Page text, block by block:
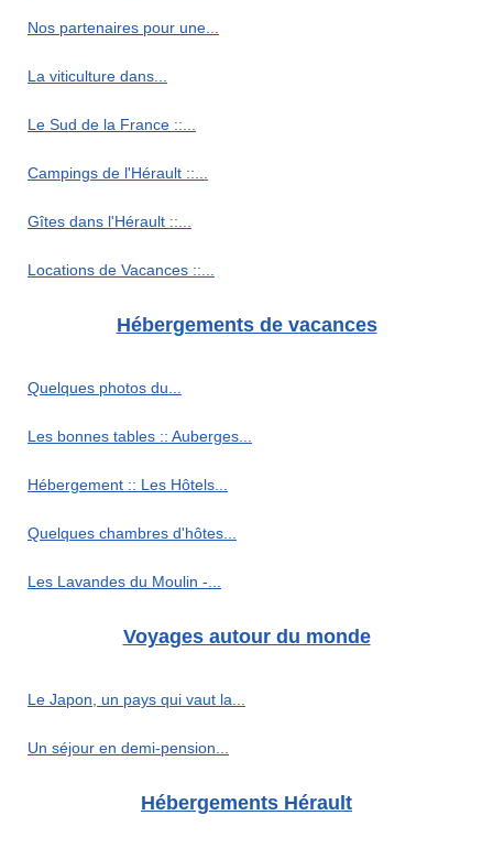
Nos partenaires pour une...
La viticulture dans...
Le Sud de la France ::...
Campings de l'Hérault ::...
Gîtes dans l'Hérault ::...
Locations de Vacances ::...
Hébergements de vacances
Quelques photos du...
Les bonnes tables :: Auberges...
Hébergement :: Les Hôtels...
Quelques chambres d'hôtes...
Les Lavandes du Moulin -...
Voyages autour du monde
Le Japon, un pays qui vaut la...
Un séjour en demi-pension...
Hébergements Hérault